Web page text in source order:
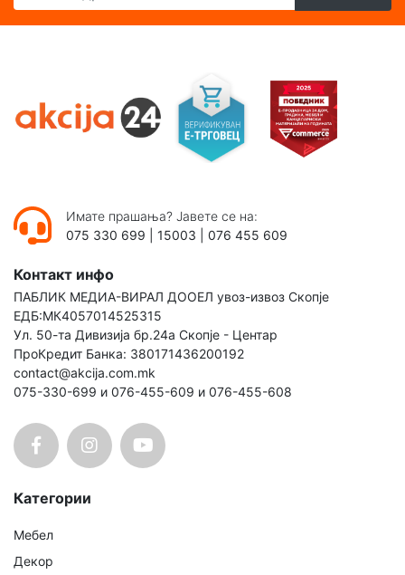
Имате прашања? Јавете се на:
075 330 699
15003 076 455 609
Контакт инфо
ПАБЛИК МЕДИА-ВИРАЛ ДООЕЛ увоз-извоз Скопје
ЕДБ:МК4057014525315
Ул. 50-та Дивизија бр.24а Скопје - Центар
ПроКредит Банка: 380171436200192
contact@akcija.com.mk
075-330-699 и 076-455-609 и 076-455-608
Категории
Мебел
Декор